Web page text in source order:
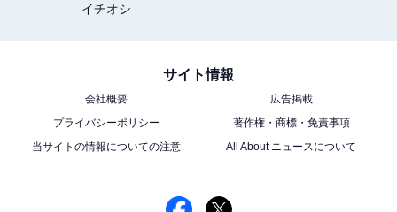
イチオシ
サイト情報
会社概要
広告掲載
プライバシーポリシー
著作権・商標・免責事項
当サイトの情報についての注意
All About ニュースについて